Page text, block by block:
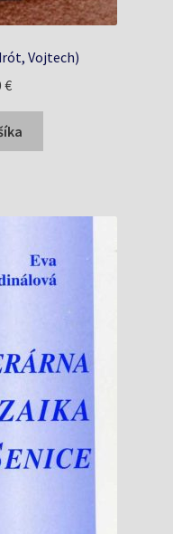
Vojtech)
€Aktuálna
je:
1,90 €.